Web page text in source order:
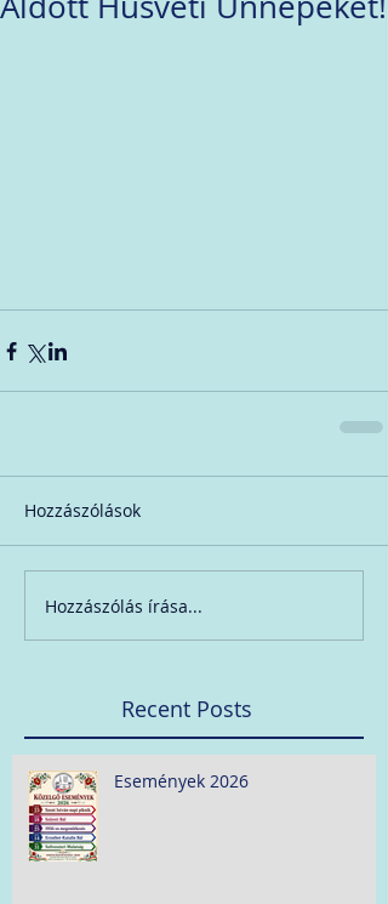
Hozzászólások
Hozzászólás írása...
Recent Posts
Események 2026